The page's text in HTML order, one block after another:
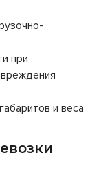
при
и веса